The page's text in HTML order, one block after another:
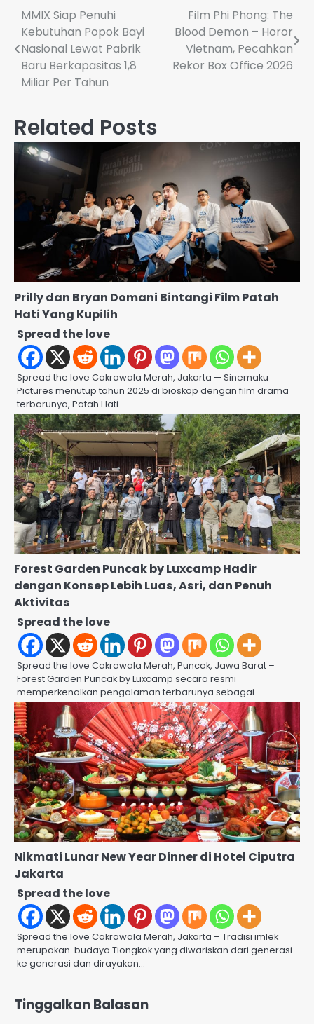
Navigasi
pos
MMIX Siap Penuhi
Kebutuhan Popok Bayi
Nasional Lewat Pabrik
Baru Berkapasitas 1,8
Miliar Per Tahun
Film Phi Phong: The
Blood Demon – Horor
Vietnam, Pecahkan
Rekor Box Office 2026
Related Posts
Prilly dan Bryan Domani Bintangi Film Patah
Hati Yang Kupilih
Spread the love
Spread the love Cakrawala Merah, Jakarta — Sinemaku
Pictures menutup tahun 2025 di bioskop dengan film drama
terbarunya, Patah Hati…
Forest Garden Puncak by Luxcamp Hadir
dengan Konsep Lebih Luas, Asri, dan Penuh
Aktivitas
Spread the love
Spread the love Cakrawala Merah, Puncak, Jawa Barat –
Forest Garden Puncak by Luxcamp secara resmi
memperkenalkan pengalaman terbarunya sebagai…
Nikmati Lunar New Year Dinner di Hotel Ciputra
Jakarta
Spread the love
Spread the love Cakrawala Merah, Jakarta – Tradisi imlek
merupakan budaya Tiongkok yang diwariskan dari generasi
ke generasi dan dirayakan…
Tinggalkan Balasan